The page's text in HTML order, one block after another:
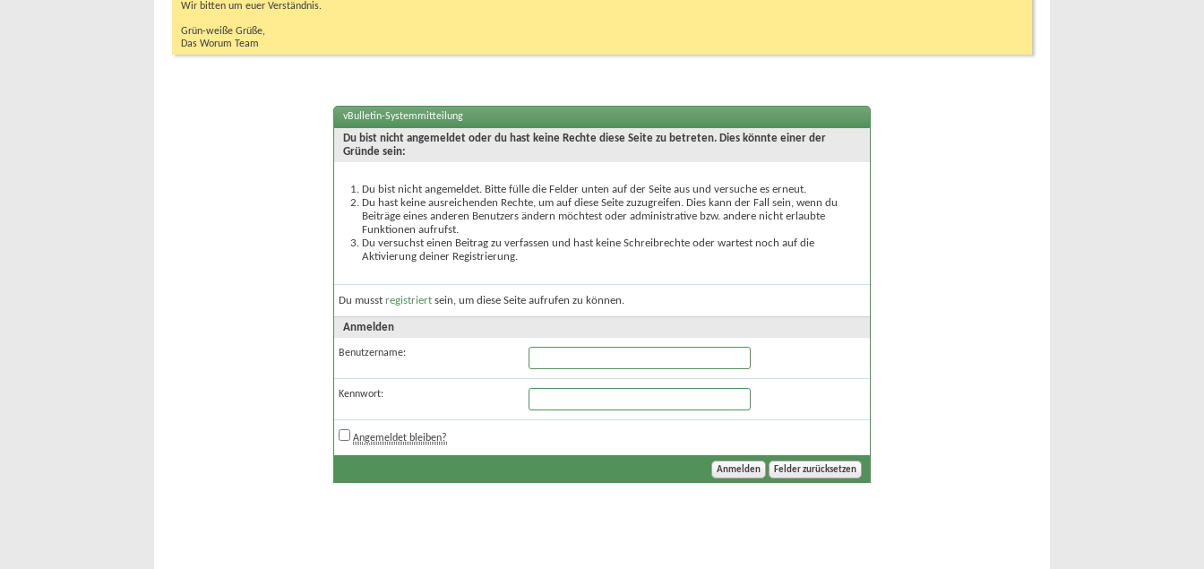
Wir bitten um euer Verständnis.
Grün-weiße Grüße,
Das Worum Team
vBulletin-Systemmitteilung
Du bist nicht angemeldet oder du hast keine Rechte diese Seite zu betreten. Dies könnte einer der
Gründe sein:
Du bist nicht angemeldet. Bitte fülle die Felder unten auf der Seite aus und versuche es erneut.
Du hast keine ausreichenden Rechte, um auf diese Seite zuzugreifen. Dies kann der Fall sein, wenn du
Beiträge eines anderen Benutzers ändern möchtest oder administrative bzw. andere nicht erlaubte
Funktionen aufrufst.
Du versuchst einen Beitrag zu verfassen und hast keine Schreibrechte oder wartest noch auf die
Aktivierung deiner Registrierung.
Du musst registriert sein, um diese Seite aufrufen zu können.
Anmelden
Benutzername:
Kennwort:
Angemeldet bleiben?